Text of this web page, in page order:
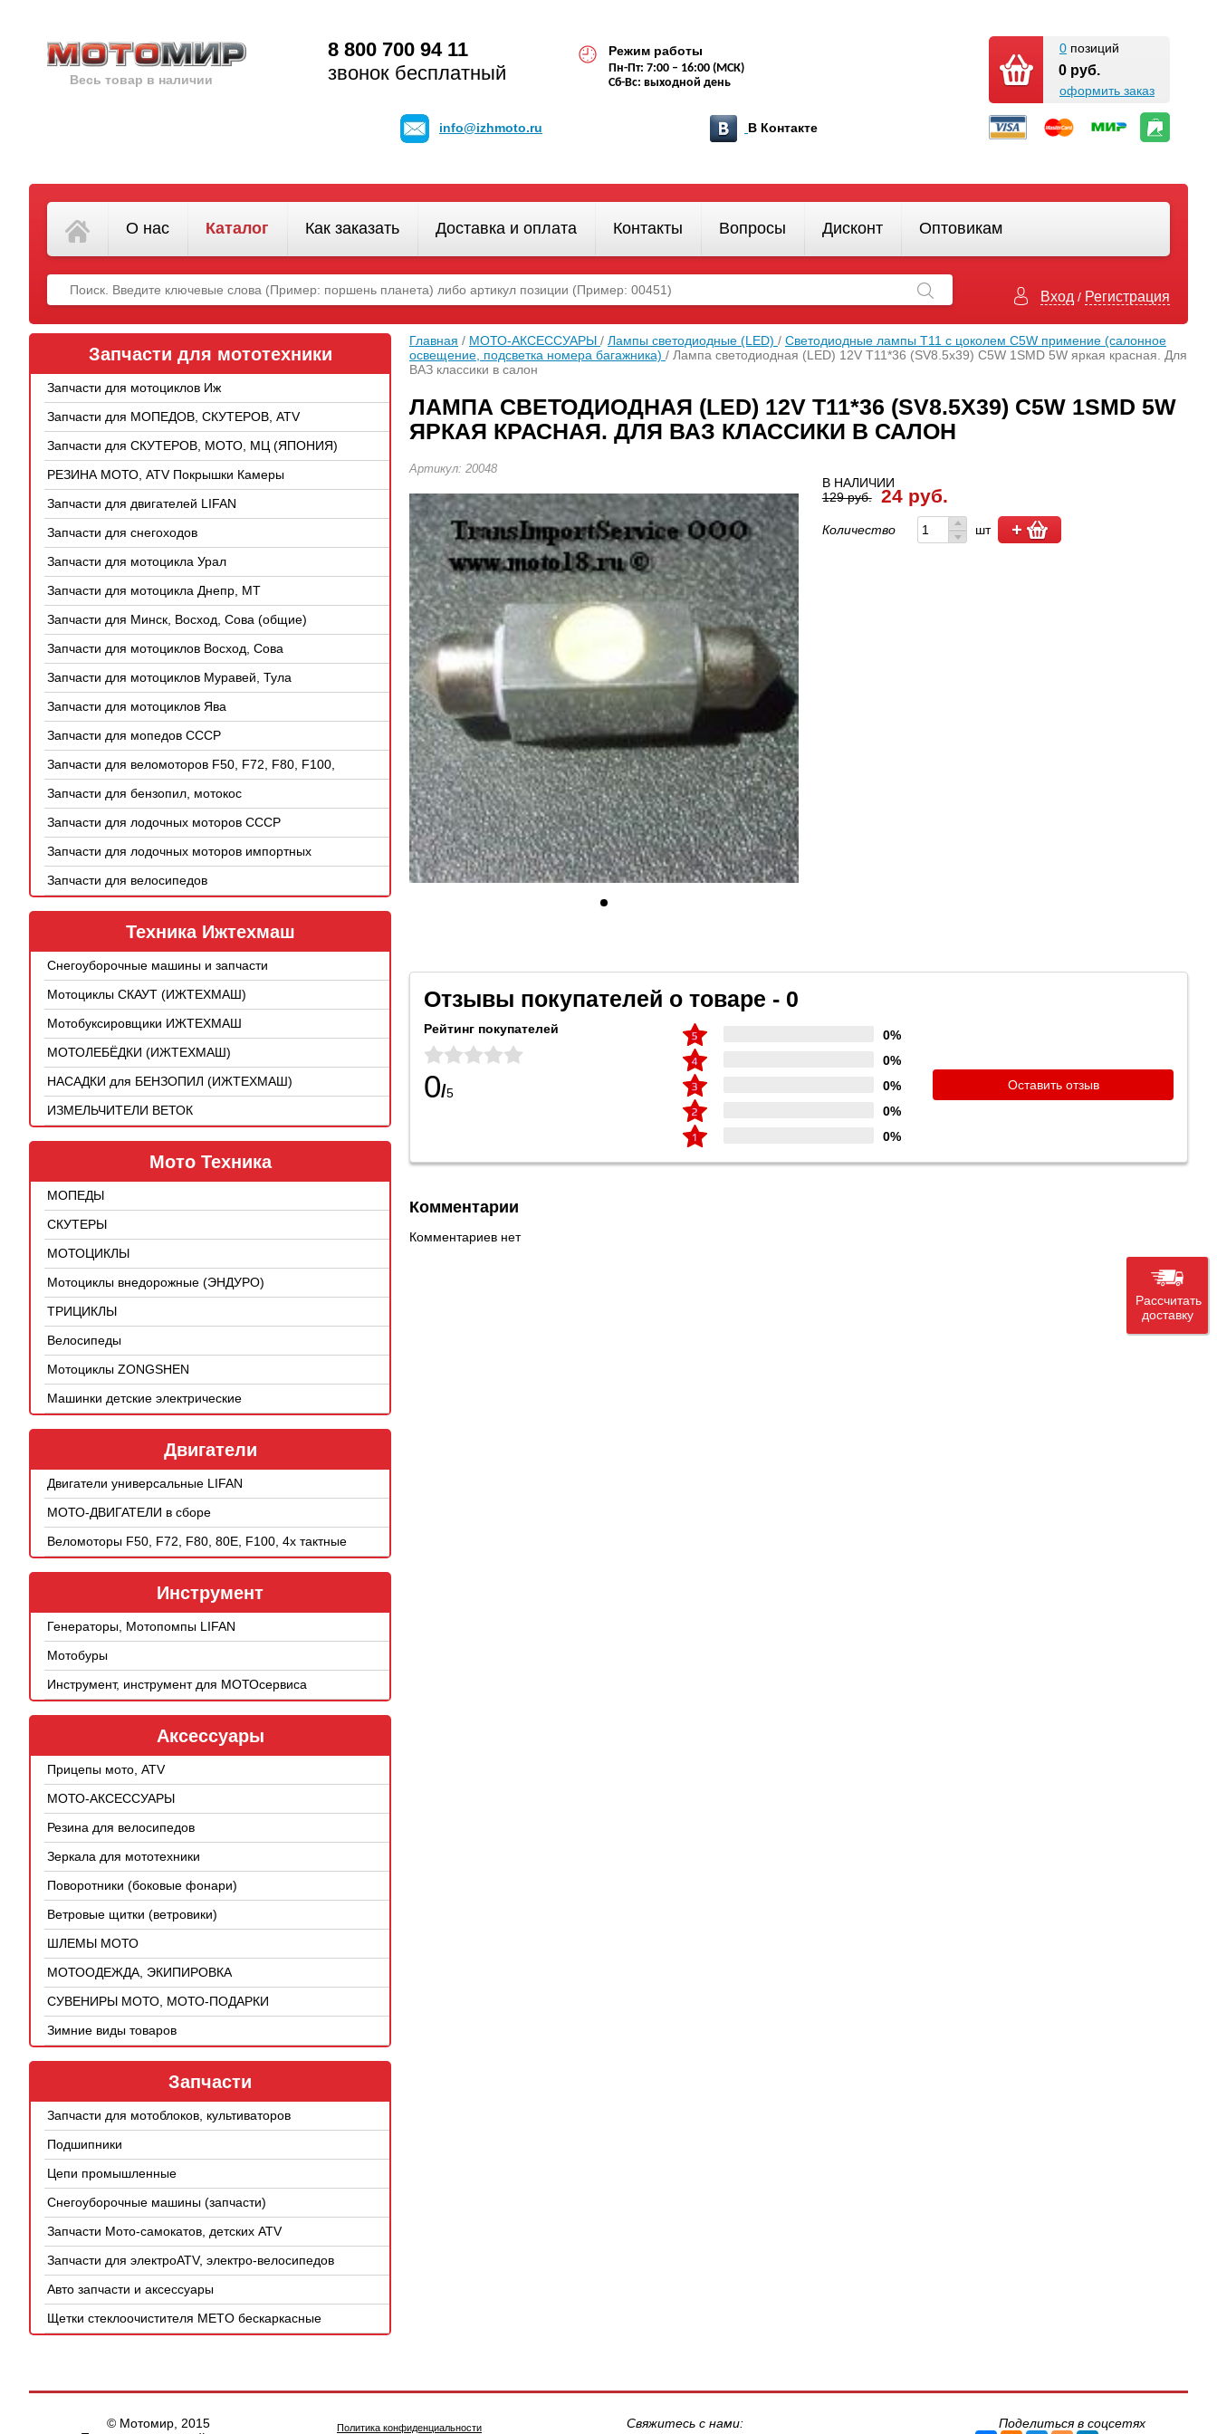
Весь товар в наличии
8 800 700 94 11
звонок бесплатный
Режим работы
Пн-Пт: 7:00 – 16:00 (МСК)
Сб-Вс: выходной день
0 позиций
0 руб.
оформить заказ
info@izhmoto.ru В Контакте
О нас Каталог Как заказать Доставка и оплата Контакты Вопросы Дисконт Оптовикам
Вход / Регистрация
Запчасти для мототехники
Запчасти для мотоциклов Иж
Запчасти для МОПЕДОВ, СКУТЕРОВ, ATV
(КИТАЙ)
Запчасти для СКУТЕРОВ, МОТО, МЦ (ЯПОНИЯ)
РЕЗИНА МОТО, ATV Покрышки Камеры
Запчасти для двигателей LIFAN
Запчасти для снегоходов
Запчасти для мотоцикла Урал
Запчасти для мотоцикла Днепр, МТ
Запчасти для Минск, Восход, Сова (общие)
Запчасти для мотоциклов Восход, Сова
Запчасти для мотоциклов Муравей, Тула
Запчасти для мотоциклов Ява
Запчасти для мопедов СССР
Запчасти для веломоторов F50, F72, F80, F100,
4Т
Запчасти для бензопил, мотокос
Запчасти для лодочных моторов СССР
Запчасти для лодочных моторов импортных
Запчасти для велосипедов
Техника Ижтехмаш
Снегоуборочные машины и запчасти
Мотоциклы СКАУТ (ИЖТЕХМАШ)
Мотобуксировщики ИЖТЕХМАШ
МОТОЛЕБЁДКИ (ИЖТЕХМАШ)
НАСАДКИ для БЕНЗОПИЛ (ИЖТЕХМАШ)
ИЗМЕЛЬЧИТЕЛИ ВЕТОК
Мото Техника
МОПЕДЫ
СКУТЕРЫ
МОТОЦИКЛЫ
Мотоциклы внедорожные (ЭНДУРО)
ТРИЦИКЛЫ
Велосипеды
Мотоциклы ZONGSHEN
Машинки детские электрические
Двигатели
Двигатели универсальные LIFAN
МОТО-ДВИГАТЕЛИ в сборе
Веломоторы F50, F72, F80, 80E, F100, 4х тактные
Инструмент
Генераторы, Мотопомпы LIFAN
Мотобуры
Инструмент, инструмент для МОТОсервиса
Аксессуары
Прицепы мото, ATV
МОТО-АКСЕССУАРЫ
Резина для велосипедов
Зеркала для мототехники
Поворотники (боковые фонари)
Ветровые щитки (ветровики)
ШЛЕМЫ МОТО
МОТООДЕЖДА, ЭКИПИРОВКА
СУВЕНИРЫ МОТО, МОТО-ПОДАРКИ
Зимние виды товаров
Запчасти
Запчасти для мотоблоков, культиваторов
Подшипники
Цепи промышленные
Снегоуборочные машины (запчасти)
Запчасти Мото-самокатов, детских ATV
Запчасти для электроATV, электро-велосипедов
Авто запчасти и аксессуары
Щетки стеклоочистителя METO бескаркасные
Главная / МОТО-АКСЕССУАРЫ / Лампы светодиодные (LED) / Светодиодные лампы Т11 с цоколем C5W примение (салонное
освещение, подсветка номера багажника) / Лампа светодиодная (LED) 12V T11*36 (SV8.5х39) C5W 1SMD 5W яркая красная. Для
ВАЗ классики в салон
ЛАМПА СВЕТОДИОДНАЯ (LED) 12V T11*36 (SV8.5Х39) C5W 1SMD 5W
ЯРКАЯ КРАСНАЯ. ДЛЯ ВАЗ КЛАССИКИ В САЛОН
Артикул: 20048
В НАЛИЧИИ
129 руб.
24 руб.
Количество шт
Отзывы покупателей о товаре - 0
Рейтинг покупателей
0/5
0%
0%
0%
0%
0%
Оставить отзыв
Комментарии
Комментариев нет
© Мотомир, 2015
Политика конфиденциальности Свяжитесь с нами: Поделиться в соцсетях
Рассчитать
доставку